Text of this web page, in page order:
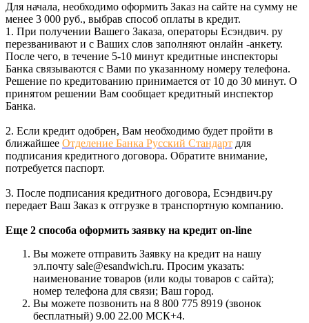
Для начала, необходимо оформить Заказ на сайте на сумму не
менее 3 000 руб., выбрав способ оплаты в кредит.
1. При получении Вашего Заказа, операторы Есэндвич. ру
перезванивают и с Ваших слов заполняют онлайн -анкету.
После чего, в течение 5-10 минут кредитные инспекторы
Банка связываются с Вами по указанному номеру телефона.
Решение по кредитованию принимается от 10 до 30 минут. О
принятом решении Вам сообщает кредитный инспектор
Банка.
2. Если кредит одобрен, Вам необходимо будет пройти в
ближайшее Отделение Банка Русский Стандарт для
подписания кредитного договора. Обратите внимание,
потребуется паспорт.
3. После подписания кредитного договора, Есэндвич.ру
передает Ваш Заказ к отгрузке в транспортную компанию.
Еще 2 способа оформить заявку на кредит on-line
Вы можете отправить Заявку на кредит на нашу
эл.почту sale@esandwich.ru. Просим указать:
наименование товаров (или коды товаров с сайта);
номер телефона для связи; Ваш город.
Вы можете позвонить на 8 800 775 8919 (звонок
бесплатный) 9.00 22.00 МСК+4.